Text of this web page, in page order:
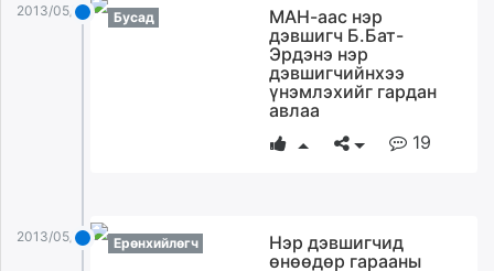
2013/05/21 Бусад
МАН-аас нэр
дэвшигч Б.Бат-
Эрдэнэ нэр
дэвшигчийнхээ
үнэмлэхийг гардан
авлаа
19
2013/05/21 Ерөнхийлөгч
Нэр дэвшигчид
өнөөдөр гарааны